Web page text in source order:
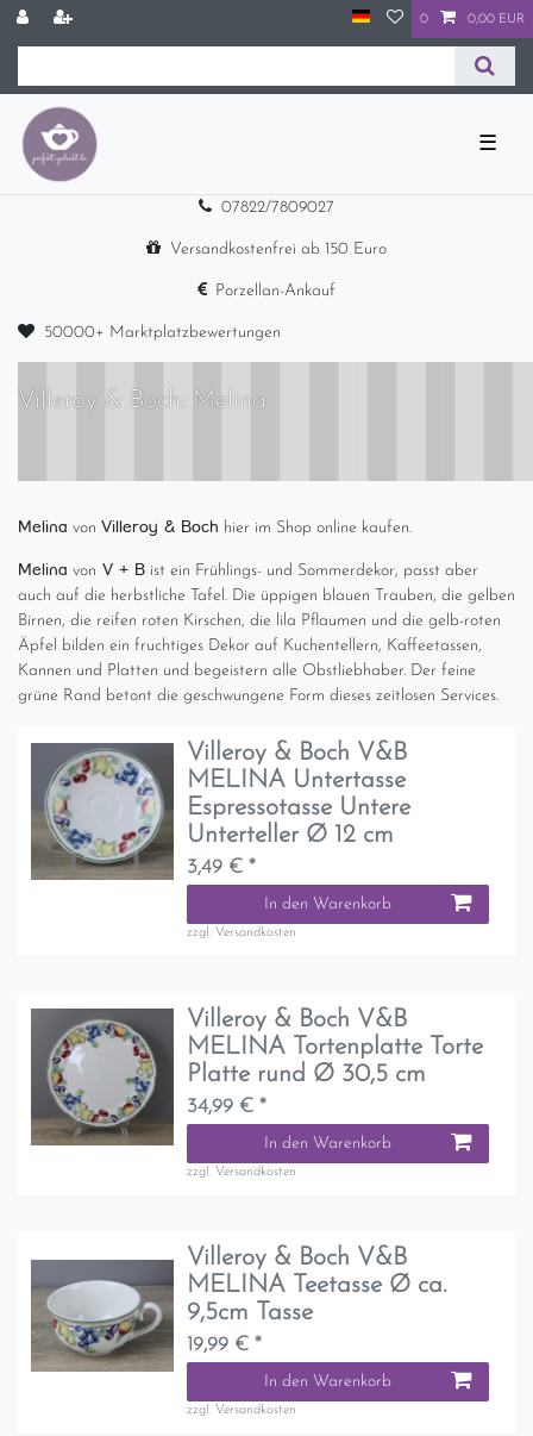
0 0,00 EUR
☰
07822/7809027
Versandkostenfrei ab 150 Euro
Porzellan-Ankauf
50000+ Marktplatzbewertungen
Villeroy & Boch: Melina
Melina von Villeroy & Boch hier im Shop online kaufen.
Melina von V + B ist ein Frühlings- und Sommerdekor, passt aber
auch auf die herbstliche Tafel. Die üppigen blauen Trauben, die gelben
Birnen, die reifen roten Kirschen, die lila Pflaumen und die gelb-roten
Äpfel bilden ein fruchtiges Dekor auf Kuchentellern, Kaffeetassen,
Kannen und Platten und begeistern alle Obstliebhaber. Der feine
grüne Rand betont die geschwungene Form dieses zeitlosen Services.
Villeroy & Boch V&B
MELINA Untertasse
Espressotasse Untere
Unterteller Ø 12 cm
3,49 € *
In den Warenkorb
zzgl. Versandkosten
Villeroy & Boch V&B
MELINA Tortenplatte Torte
Platte rund Ø 30,5 cm
34,99 € *
In den Warenkorb
zzgl. Versandkosten
Villeroy & Boch V&B
MELINA Teetasse Ø ca.
9,5cm Tasse
19,99 € *
In den Warenkorb
zzgl. Versandkosten